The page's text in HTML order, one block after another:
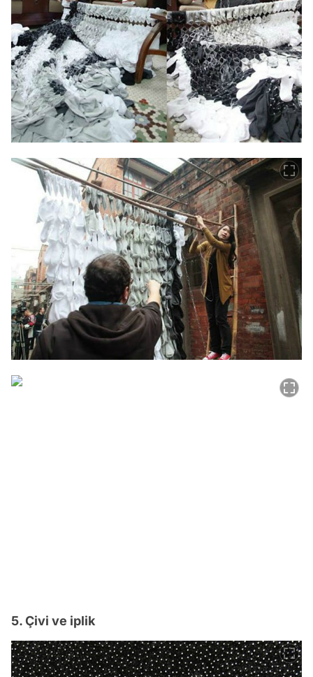
5. Çivi ve iplik